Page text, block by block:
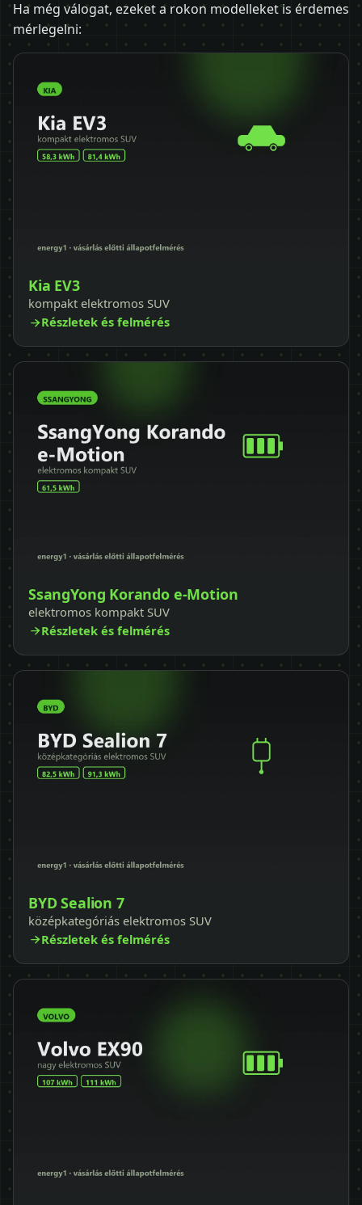
Ha még válogat, ezeket a rokon modelleket is érdemes
mérlegelni:
Kia EV3
kompakt elektromos SUV
Részletek és felmérés
SsangYong Korando e-Motion
elektromos kompakt SUV
Részletek és felmérés
BYD Sealion 7
középkategóriás elektromos SUV
Részletek és felmérés